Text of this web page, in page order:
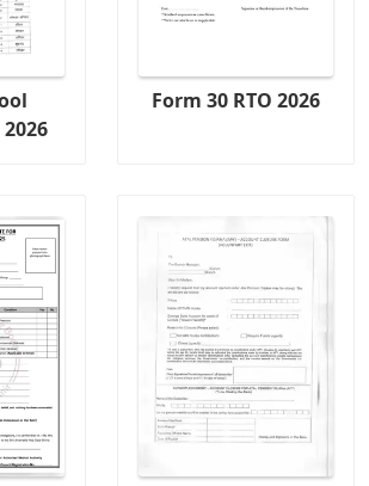
Form 30 RTO 2026